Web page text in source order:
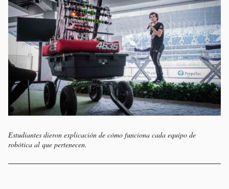
Estudiantes dieron explicación de cómo funciona cada equipo de
robótica al que pertenecen.